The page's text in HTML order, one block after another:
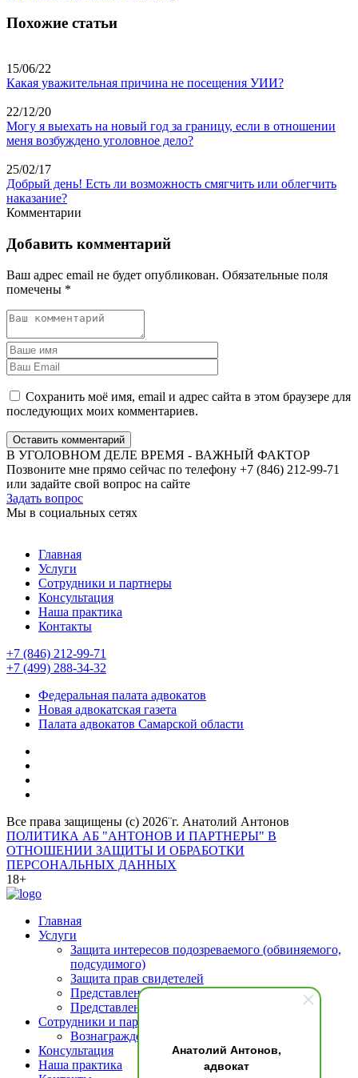
Анатолий Антонов,
адвокат
Похожие статьи
15/06/22
Какая уважительная причина не посещения УИИ?
22/12/20
Могу я выехать на новый год за границу, если в отношении
меня возбуждено уголовное дело?
25/02/17
Добрый день! Есть ли возможность смягчить или облегчить
наказание?
Комментарии
Добавить комментарий
Ваш адрес email не будет опубликован. Обязательные поля
помечены *
Сохранить моё имя, email и адрес сайта в этом браузере для
последующих моих комментариев.
Оставить комментарий
В УГОЛОВНОМ ДЕЛЕ ВРЕМЯ - ВАЖНЫЙ ФАКТОР
Позвоните мне прямо сейчас по телефону +7 (846) 212-99-71
или задайте свой вопрос на сайте
Задать вопрос
Мы в социальных сетях
Главная
Услуги
Сотрудники и партнеры
Консультация
Наша практика
Контакты
+7 (846) 212-99-71
+7 (499) 288-34-32
Федеральная палата адвокатов
Новая адвокатская газета
Палата адвокатов Самарской области
Все права защищены (с) 2026¨г. Анатолий Антонов
ПОЛИТИКА АБ "АНТОНОВ И ПАРТНЕРЫ" В
ОТНОШЕНИИ ЗАЩИТЫ И ОБРАБОТКИ
ПЕРСОНАЛЬНЫХ ДАННЫХ
18+
Главная
Услуги
Защита интересов подозреваемого (обвиняемого,
подсудимого)
Защита прав свидетелей
Представление интересов потерпевшего
Представление интересов осужденных
Сотрудники и партнеры
Вознаграждение адвоката
Консультация
Наша практика